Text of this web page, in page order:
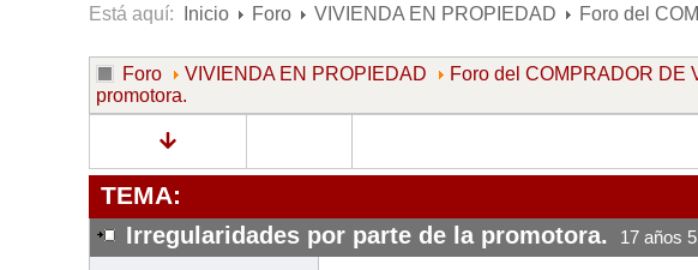
Está aquí: Inicio Foro VIVIENDA EN PROPIEDAD Foro del
Foro VIVIENDA EN PROPIEDAD Foro del COMPRADOR DE
promotora.
TEMA:
Irregularidades por parte de la promotora. 17 años